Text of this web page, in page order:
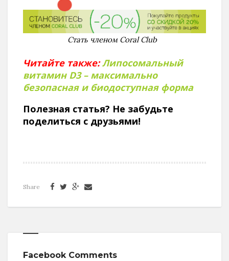
Стать членом Coral Club
Читайте также: Липосомальный
витамин D3 – максимально
безопасная и биодоступная форма
Полезная статья? Не забудьте
поделиться с друзьями!
Share
Facebook Comments